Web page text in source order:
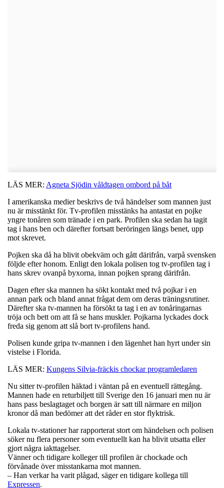
LÄS MER: Agneta Sjödin våldtagen ombord på båt
I amerikanska medier beskrivs de två händelser som mannen just
nu är misstänkt för. Tv-profilen misstänks ha antastat en pojke
yngre tonåren som tränade i en park. Profilen ska sedan ha tagit
tag i hans ben och därefter fortsatt beröringen längs benet, upp
mot skrevet.
Pojken ska då ha blivit obekväm och gått därifrån, varpå svensken
följde efter honom. Enligt den lokala polisen tog tv-profilen tag i
hans skrev ovanpå byxorna, innan pojken sprang därifrån.
Dagen efter ska mannen ha sökt kontakt med två pojkar i en
annan park och bland annat frågat dem om deras träningsrutiner.
Därefter ska tv-mannen ha försökt ta tag i en av tonåringarnas
tröja och bett om att få se hans muskler. Pojkarna lyckades dock
freda sig genom att slå bort tv-profilens hand.
Polisen kunde gripa tv-mannen i den lägenhet han hyrt under sin
vistelse i Florida.
LÄS MER: Kungens Silvia-fräckis chockar programledaren
Nu sitter tv-profilen häktad i väntan på en eventuell rättegång.
Mannen hade en returbiljett till Sverige den 16 januari men nu är
hans pass beslagtaget och borgen är satt till närmare en miljon
kronor då man bedömer att det råder en stor flyktrisk.
Lokala tv-stationer har rapporterat stort om händelsen och polisen
söker nu flera personer som eventuellt kan ha blivit utsatta eller
gjort några iakttagelser.
Vänner och tidigare kolleger till profilen är chockade och
förvånade över misstankarna mot mannen.
– Han verkar ha varit plågad, säger en tidigare kollega till
Expressen.